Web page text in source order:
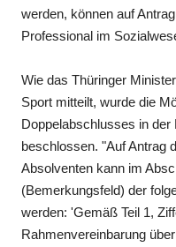
werden, können auf
Professional im
Wie das Thüringer
Sport mitteilt, wurde die
Doppelabschlusses in
beschlossen. "Auf Antrag
Absolventen kann im
(Bemerkungsfeld) der
werden: 'Gemäß Teil 1,
Rahmenvereinbarung